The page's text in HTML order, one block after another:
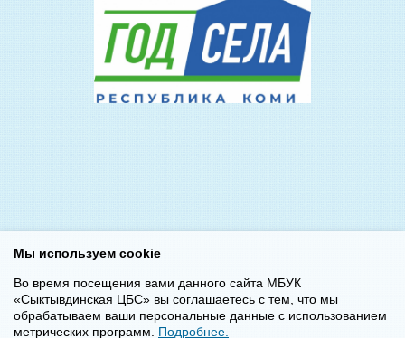
Мы используем cookie
Во время посещения вами данного сайта МБУК
«Сыктывдинская ЦБС» вы соглашаетесь с тем, что мы
обрабатываем ваши персональные данные с использованием
метрических программ. Подробнее.